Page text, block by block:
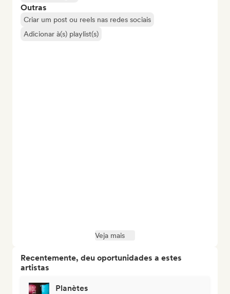
Outras
Criar um post ou reels nas redes sociais
Adicionar à(s) playlist(s)
Veja mais
Recentemente, deu oportunidades a estes
artistas
Planètes